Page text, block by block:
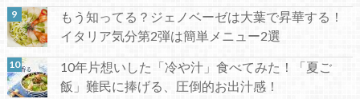
もう知ってる？ジェノベーゼは大葉で昇華する！
イタリア気分第2弾は簡単メニュー2選
10年片想いした「冷や汁」食べてみた！「夏ご
飯」難民に捧げる、圧倒的お出汁感！